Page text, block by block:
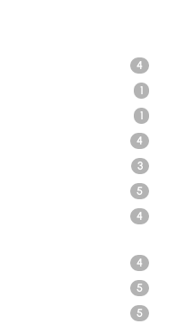
4
1
1
4
3
5
4
4
5
5